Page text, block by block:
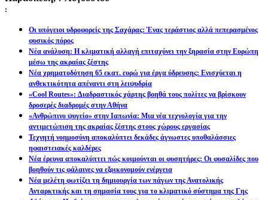
:
Οι υπόγειοι υδροφορείς της Σαχάρας: Ένας τεράστιος αλλά πεπερασμένος
φυσικός πόρος
Νέα ανάλυση: Η κλιματική αλλαγή επιταχύνει την ξηρασία στην Ευρώπη
μέσω της ακραίας ζέστης
Νέα χρηματοδότηση 65 εκατ. ευρώ για έργα ύδρευσης: Ενισχύεται η
ανθεκτικότητα απέναντι στη λειψυδρία
«Cool Routes»: Διαδραστικός χάρτης βοηθά τους πολίτες να βρίσκουν
δροσερές διαδρομές στην Αθήνα
«Ανθρώπινο ψυγείο» στην Ιαπωνία: Μια νέα τεχνολογία για την
αντιμετώπιση της ακραίας ζέστης στους χώρους εργασίας
Τεχνητή νοημοσύνη αποκαλύπτει δεκάδες άγνωστες υποθαλάσσιες
ηφαιστειακές καλδέρες
Νέα έρευνα αποκαλύπτει πώς κοιμούνται οι φυσητήρες: Οι φυσαλίδες που
βοηθούν τις φάλαινες να εξοικονομούν ενέργεια
Νέα μελέτη φωτίζει τη δημιουργία των πάγων της Ανατολικής
Ανταρκτικής και τη σημασία τους για το κλιματικό σύστημα της Γης